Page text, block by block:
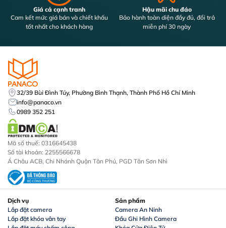
PANACO cung cấp
đầu ghi Kbvision
chính hãng với giá tốt
cùng chế độ bảo hành rõ ràng. Khi mua sắm tại PANACO, quý
khách sẽ nhận được tư vấn chuyên sâu, dịch vụ hỗ trợ kỹ
hệ ngay để được báo giáđầu ghi hình Kbvision 16 kênh
cạnh tranh và trải nghiệm dịch vụ lắp đặt chuyên nghiệp từ
PANACO
Giá cả cạnh tranh
Cam kết mức giá bán và chiết khấu
tốt nhất cho khách hàng
Hậu mãi chu đáo
Bảo hành toàn diện đầy đủ, đổi trả
miễn phí 30 ngày
Dịch vụ
Lắp đặt camera
Lắp đặt khóa vân tay
Sản phẩm
Camera An Ninh
Đầu Ghi Hình Camera
32/39 Bùi Đình Túy, Phường Bình Thạnh, Thành Phố Hồ Chí Minh
info@panaco.vn
0989 352 251
Mã số thuế: 0316645438
Số tài khoản: 2255566678
Á Châu ACB, Chi Nhánh Quận Tân Phú, PGD Tân Sơn Nhì